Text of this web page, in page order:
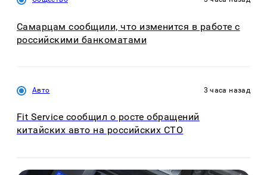
Самарцам сообщили, что изменится в работе с
российскими банкоматами
Авто 3 часа назад
Fit Service сообщил о росте обращений
китайских авто на российских СТО